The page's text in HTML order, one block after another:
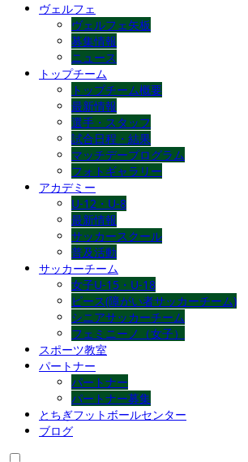
ヴェルフェ
ヴェルフェ矢板
募集情報
ニュース
トップチーム
トップチーム概要
最新情報
選手・スタッフ
試合日程・結果
マッチデープログラム
フォトギャラリー
アカデミー
U-12・U-8
最新情報
サッカースクール
普及活動
サッカーチーム
女子U-15・U-18
ピース(障がい者サッカーチーム)
シニアサッカーチーム
フェミニーノ（女子）
スポーツ教室
パートナー
パートナー
パートナー募集
とちぎフットボールセンター
ブログ